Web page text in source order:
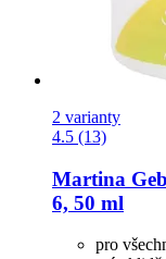
2 varianty
4.5 (13)
Martina
6, 50 ml
pro